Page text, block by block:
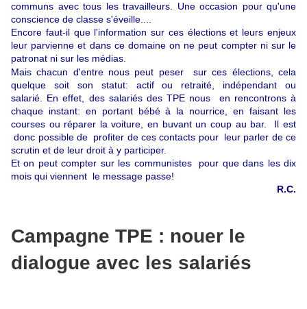
communs avec tous les travailleurs. Une occasion pour qu'une
conscience de classe s'éveille....
Encore faut-il que l'information sur ces élections et leurs enjeux
leur parvienne et dans ce domaine on ne peut compter ni sur le
patronat ni sur les médias.
Mais chacun d'entre nous peut peser
sur ces élections, cela
quelque soit son statut: actif ou retraité, indépendant ou
salarié. En effet, des salariés des TPE nous en rencontrons à
chaque instant: en portant bébé à la nourrice, en faisant les
courses ou réparer la voiture, en buvant un coup au bar. Il est
donc possible de profiter de ces contacts pour leur parler de ce
scrutin et de leur droit à y participer.
Et on peut compter sur les communistes pour que dans les dix
mois qui viennent le message passe!
R.C.
Campagne TPE : nouer le
dialogue avec les salariés